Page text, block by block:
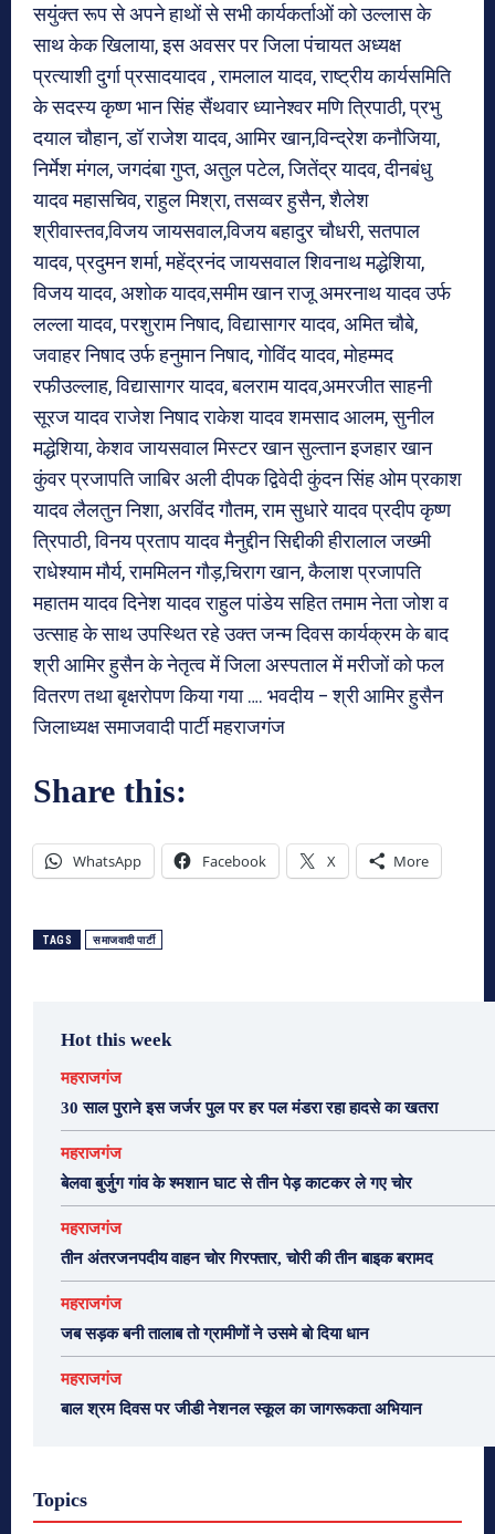
सयुंक्त रूप से अपने हाथों से सभी कार्यकर्ताओं को उल्लास के
साथ केक खिलाया, इस अवसर पर जिला पंचायत अध्यक्ष
प्रत्याशी दुर्गा प्रसादयादव , रामलाल यादव, राष्ट्रीय कार्यसमिति
के सदस्य कृष्ण भान सिंह सैंथवार ध्यानेश्वर मणि त्रिपाठी, प्रभु
दयाल चौहान, डॉ राजेश यादव, आमिर खान,विन्द्रेश कनौजिया,
निर्मेश मंगल, जगदंबा गुप्त, अतुल पटेल, जितेंद्र यादव, दीनबंधु
यादव महासचिव, राहुल मिश्रा, तसव्वर हुसैन, शैलेश
श्रीवास्तव,विजय जायसवाल,विजय बहादुर चौधरी, सतपाल
यादव, प्रदुमन शर्मा, महेंद्रनंद जायसवाल शिवनाथ मद्धेशिया,
विजय यादव, अशोक यादव,समीम खान राजू अमरनाथ यादव उर्फ
लल्ला यादव, परशुराम निषाद, विद्यासागर यादव, अमित चौबे,
जवाहर निषाद उर्फ हनुमान निषाद, गोविंद यादव, मोहम्मद
रफीउल्लाह, विद्यासागर यादव, बलराम यादव,अमरजीत साहनी
सूरज यादव राजेश निषाद राकेश यादव शमसाद आलम, सुनील
मद्धेशिया, केशव जायसवाल मिस्टर खान सुल्तान इजहार खान
कुंवर प्रजापति जाबिर अली दीपक द्विवेदी कुंदन सिंह ओम प्रकाश
यादव लैलतुन निशा, अरविंद गौतम, राम सुधारे यादव प्रदीप कृष्ण
त्रिपाठी, विनय प्रताप यादव मैनुद्दीन सिद्दीकी हीरालाल जख्मी
राधेश्याम मौर्य, राममिलन गौड़,चिराग खान, कैलाश प्रजापति
महातम यादव दिनेश यादव राहुल पांडेय सहित तमाम नेता जोश व
उत्साह के साथ उपस्थित रहे उक्त जन्म दिवस कार्यक्रम के बाद
श्री आमिर हुसैन के नेतृत्व में जिला अस्पताल में मरीजों को फल
वितरण तथा बृक्षरोपण किया गया …. भवदीय – श्री आमिर हुसैन
जिलाध्यक्ष समाजवादी पार्टी महराजगंज
Share this:
WhatsApp Facebook X More
TAGS समाजवादी पार्टी
Hot this week
महराजगंज
30 साल पुराने इस जर्जर पुल पर हर पल मंडरा रहा हादसे का खतरा
महराजगंज
बेलवा बुर्जुग गांव के श्मशान घाट से तीन पेड़ काटकर ले गए चोर
महराजगंज
तीन अंतरजनपदीय वाहन चोर गिरफ्तार, चोरी की तीन बाइक बरामद
महराजगंज
जब सड़क बनी तालाब तो ग्रामीणों ने उसमे बो दिया धान
महराजगंज
बाल श्रम दिवस पर जीडी नेशनल स्कूल का जागरूकता अभियान
Topics